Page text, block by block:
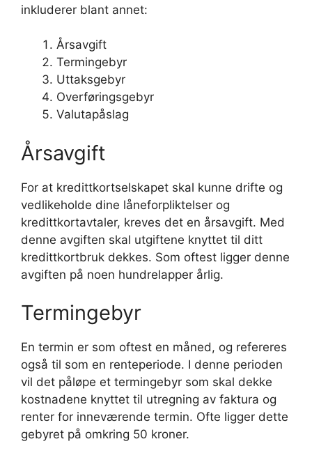
inkluderer blant annet:
Årsavgift
Termingebyr
Uttaksgebyr
Overføringsgebyr
Valutapåslag
Årsavgift
For at kredittkortselskapet skal kunne drifte og
vedlikeholde dine låneforpliktelser og
kredittkortavtaler, kreves det en årsavgift. Med
denne avgiften skal utgiftene knyttet til ditt
kredittkortbruk dekkes. Som oftest ligger denne
avgiften på noen hundrelapper årlig.
Termingebyr
En termin er som oftest en måned, og refereres
også til som en renteperiode. I denne perioden
vil det påløpe et termingebyr som skal dekke
kostnadene knyttet til utregning av faktura og
renter for inneværende termin. Ofte ligger dette
gebyret på omkring 50 kroner.